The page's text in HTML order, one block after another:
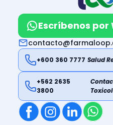
Escríbenos por
+600 360 7777 Salud
+562 2635
3800